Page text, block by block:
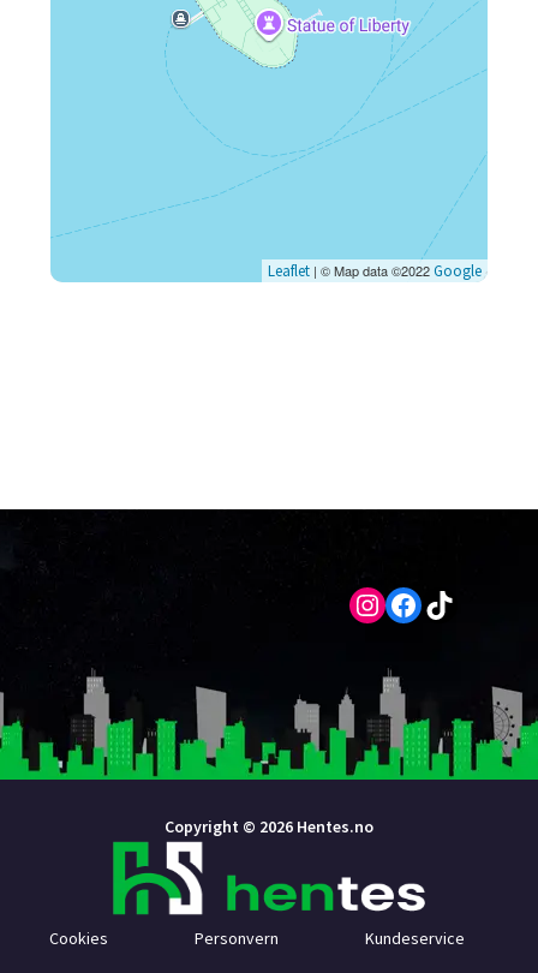
Leaflet| © Map data ©2022Google
InstagramFacebook
TikTok
Copyright © 2026 Hentes.no
Cookies Personvern
Kundeservice